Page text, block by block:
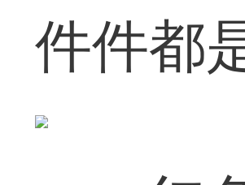
件件都